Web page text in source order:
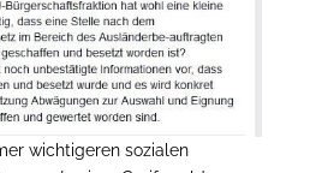
wichtigeren sozialen